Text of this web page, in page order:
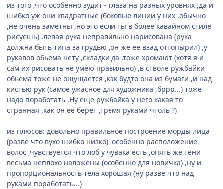
из того ,что особенно зудит - глаза на разных уровнях ,да и
шибко уж они квадратные (боковые линии у них ,обычно
,не очень заметны ,но это если ты в более кавайном стиле
рисуешь) ,левая рука неправильно нарисована (рука
должна быть типа за грудью ,он же ее взад оттопырил) ,у
рукавов обьема нету ,складки да ,тоже хромают (хотя я и
сам их рисовать не умею правильно) ,в стволе ружбайки
обьема тоже не ощущается ,как будто она из бумаги ,и над
кистью рук (самое ужасное для художника ,бррр...) тоже
надо поработать .Ну еще ружбайка у него какая то
странная ,как он ее берет ,тремя руками чтоль ?)
из плюсов: довольно правильное построение морды лица
(разве что вухо шибко низко) ,особенно расположение
волос ,чувствуется что лоб у чувака есть ,опять же тени
весьма неплохо наложены (особенно для новичка) ,ну и
пропорциональность тела хорошая (ну разве что над
руками поработать...)